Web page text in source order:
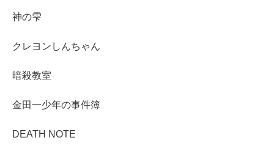
神の雫
クレヨンしんちゃん
暗殺教室
金田一少年の事件簿
DEATH NOTE